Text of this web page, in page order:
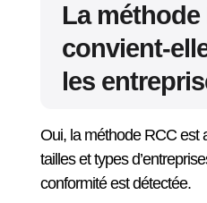
La méthode
convient-
les
Oui, la méthode RCC est
tailles et types
conformité est détectée.